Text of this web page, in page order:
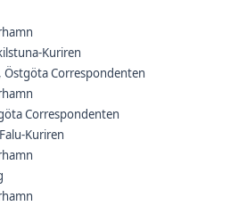
Kuriren
Östgöta Correspondenten
Correspondenten
Kuriren